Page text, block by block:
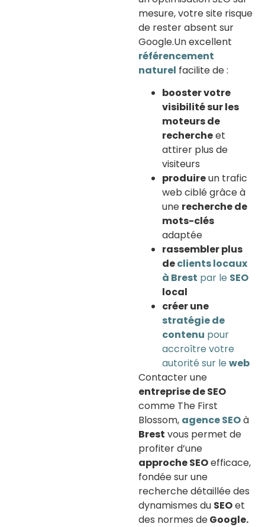
mesure, votre site risque
de rester absent sur
Google.Un excellent
référencement
naturel facilite de :
booster votre
visibilité sur les
moteurs de
rechercheet
attirer plus de
visiteurs
produireun trafic
web ciblé grâce à
une recherche de
mots-clés
adaptée
rassembler plus
declients locaux
à Brest par le SEO
local
créer une
stratégie de
contenu pour
accroître votre
autorité sur le web
Contacter une
entreprise de SEO
comme The First
Blossom, agence SEOà
Brest vous permet de
profiter d’une
approche SEOefficace,
fondée sur une
recherche détaillée des
dynamismes du SEOet
des normes deGoogle.